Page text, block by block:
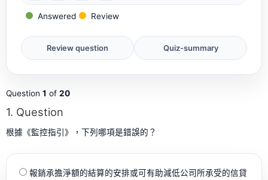
Answered Review
Question 1 of 20
1. Question
根據《監控指引》，下列哪項是錯誤的？
報銷承擔淨額的結算的安排或可有助減低公司所承受的信貸